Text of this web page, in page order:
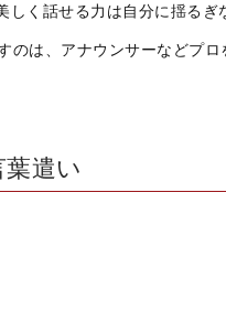
く話せる力は自分に揺るぎ
は、アナウンサーなどプロ
遣い